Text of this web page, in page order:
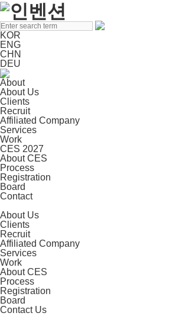
KOR
ENG
CHN
DEU
About
About Us
Clients
Recruit
Affiliated Company
Services
Work
CES 2027
About CES
Process
Registration
Board
Contact
About Us
Clients
Recruit
Affiliated Company
Services
Work
About CES
Process
Registration
Board
Contact Us